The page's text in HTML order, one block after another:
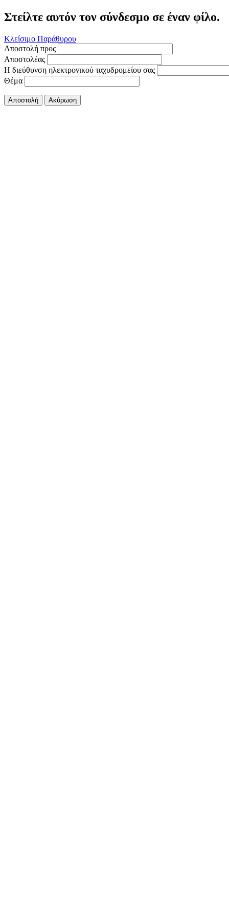
Στείλτε αυτόν τον σύνδεσμο σε έναν φίλο.
Κλείσιμο Παράθυρου
Αποστολή προς
Αποστολέας
Η διεύθυνση ηλεκτρονικού ταχυδρομείου σας
Θέμα
Αποστολή Ακύρωση